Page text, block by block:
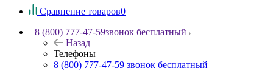
Сравнение товаров0
8 (800) 777-47-59звонок бесплатный
Назад
Телефоны
8 (800) 777-47-59 звонок бесплатный